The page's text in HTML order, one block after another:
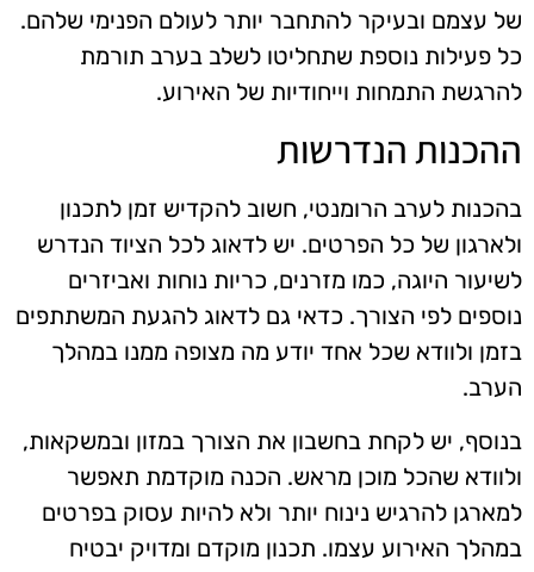
של עצמם ובעיקר להתחבר יותר לעולם הפנימי שלהם.
כל פעילות נוספת שתחליטו לשלב בערב תורמת
להרגשת התמחות וייחודיות של האירוע.
ההכנות הנדרשות
בהכנות לערב הרומנטי, חשוב להקדיש זמן לתכנון
ולארגון של כל הפרטים. יש לדאוג לכל הציוד הנדרש
לשיעור היוגה, כמו מזרנים, כריות נוחות ואביזרים
נוספים לפי הצורך. כדאי גם לדאוג להגעת המשתתפים
בזמן ולוודא שכל אחד יודע מה מצופה ממנו במהלך
הערב.
בנוסף, יש לקחת בחשבון את הצורך במזון ובמשקאות,
ולוודא שהכל מוכן מראש. הכנה מוקדמת תאפשר
למארגן להרגיש נינוח יותר ולא להיות עסוק בפרטים
במהלך האירוע עצמו. תכנון מוקדם ומדויק יבטיח